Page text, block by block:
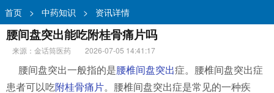
首页 > 中药知识 > 资讯详情
腰间盘突出能吃附桂骨痛片吗
来源：金话筒医药
2026-07-05 14:41:17
腰间盘突出一般指的是腰椎间盘突出症。腰椎间盘突出症
患者可以吃附桂骨痛片。腰椎间盘突出症是常见的一种疾